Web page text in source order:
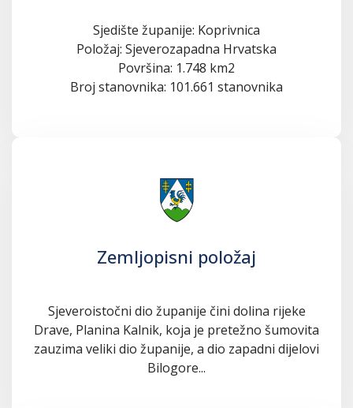
Sjedište županije: Koprivnica
Položaj: Sjeverozapadna Hrvatska
Površina: 1.748 km2
Broj stanovnika: 101.661 stanovnika
Zemljopisni položaj
Sjeveroistočni dio županije čini dolina rijeke
Drave, Planina Kalnik, koja je pretežno šumovita
zauzima veliki dio županije, a dio zapadni dijelovi
Bilogore...